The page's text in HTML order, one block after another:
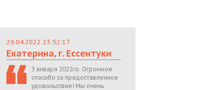
29.04.2022 23:52:17
Екатерина, г. Ессентуки
3 января 2022го. Огромное
спасибо за предоставленное
удовольствие! Мы очень